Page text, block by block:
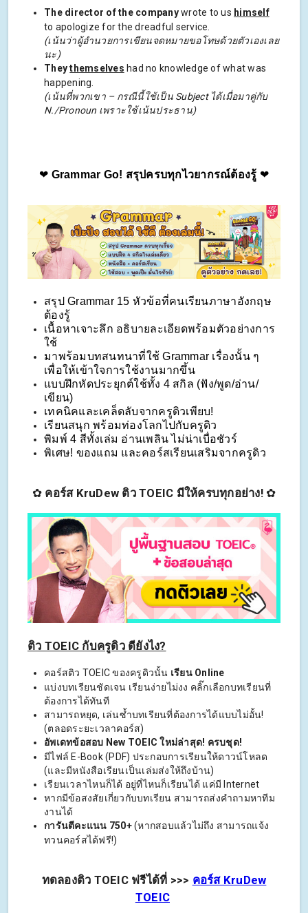
The director of the companywrote to us himself
to apologize for the dreadful service.
(เน้นว่าผู้อำนวยการเขียนจดหมายขอโทษด้วยตัวเองเลย
นะ)
They themselves had no knowledge of what was
happening.
(เน้นที่พวกเขา – กรณีนี้ใช้เป็น Subject ได้เมื่อมาคู่กับ
N./Pronoun เพราะใช้เน้นประธาน)
❤ Grammar Go! สรุปครบทุกไวยากรณ์ต้องรู้ ❤
สรุป Grammar 15 หัวข้อที่คนเรียนภาษาอังกฤษ
ต้องรู้
เนื้อหาเจาะลึก อธิบายละเอียดพร้อมตัวอย่างการ
ใช้
มาพร้อมบทสนทนาที่ใช้ Grammar เรื่องนั้น ๆ
เพื่อให้เข้าใจการใช้งานมากขึ้น
แบบฝึกหัดประยุกต์ใช้ทั้ง 4 สกิล (ฟัง/พูด/อ่าน/
เขียน)
เทคนิคและเคล็ดลับจากครูดิวเพียบ!
เรียนสนุก พร้อมท่องโลกไปกับครูดิว
พิมพ์ 4 สีทั้งเล่ม อ่านเพลิน ไม่น่าเบื่อชัวร์
พิเศษ! ของแถม และคอร์สเรียนเสริมจากครูดิว
✿ คอร์ส KruDew ติว TOEIC มีให้ครบทุกอย่าง! ✿
ติว TOEIC กับครูดิว ดียังไง?
คอร์สติว TOEIC ของครูดิวนั้น เรียน Online
แบ่งบทเรียนชัดเจน เรียนง่ายไม่งง คลิ๊กเลือกบทเรียนที่
ต้องการได้ทันที
สามารถหยุด, เล่นซ้ำบทเรียนที่ต้องการได้แบบไม่อั้น!
(ตลอดระยะเวลาคอร์ส)
อัพเดทข้อสอบ New TOEIC ใหม่ล่าสุด! ครบชุด!
มีไฟล์ E-Book (PDF) ประกอบการเรียนให้ดาวน์โหลด
(และมีหนังสือเรียนเป็นเล่มส่งให้ถึงบ้าน)
เรียนเวลาไหนก็ได้ อยู่ที่ไหนก็เรียนได้ แค่มี Internet
หากมีข้อสงสัยเกี่ยวกับบทเรียน สามารถส่งคำถามหาทีม
งานได้
การันตีคะแนน 750+(หากสอบแล้วไม่ถึง สามารถแจ้ง
ทวนคอร์สได้ฟรี!)
ทดลองติว TOEIC ฟรีได้ที่ >>> คอร์ส KruDew
TOEIC